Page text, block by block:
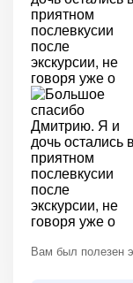
Вам был полезен